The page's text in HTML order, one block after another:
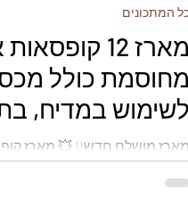
לחמים ללא
מארז 12
מחוסמת כולל
לשימוש במדיח,
שבת
מוגבל, כל הקןדם זוכה.
המתכונים